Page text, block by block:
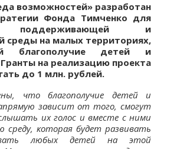
возможностей» разработан
Фонда Тимченко для
поддерживающей и
среды на малых территориях,
благополучие детей и
на реализацию проекта
до 1 млн. рублей.
что благополучие детей и
зависит от того, смогут
их голос и вместе с ними
среду, которая будет развивать
любых детей на этой